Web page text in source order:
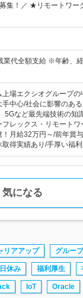
集！／ ★リモートワー
業代全額支給 ※年齢、
上場エクシオグループ
手中心/社会に影響のあ
5Gなど最先端技術の知
フレックス・リモートワ
！月給32万円～/前年賞
得実績あり/手厚い福
気になる
リアアップ グルー
休み 福利厚生
IoT Oracle